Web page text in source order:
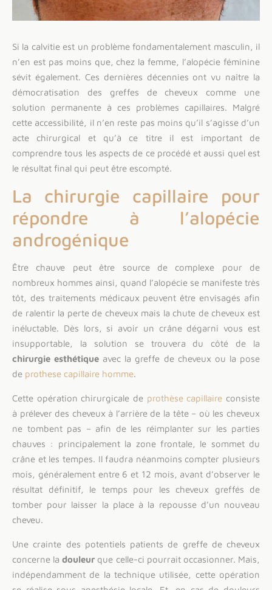
Si la calvitie est un problème fondamentalement masculin, il
n’en est pas moins que, chez la femme, l’alopécie féminine
sévit également. Ces dernières décennies ont vu naître la
démocratisation des greffes de cheveux comme une
solution permanente à ces problèmes capillaires. Malgré
cette accessibilité, il n’en reste pas moins qu’il s’agisse d’un
acte chirurgical et qu’à ce titre il est important de
comprendre tous les aspects de ce procédé et aussi quel est
le résultat final qui peut être escompté.
La chirurgie capillaire pour
répondre à l’alopécie
androgénique
Être chauve peut être source de complexe pour de
nombreux hommes ainsi, quand l’alopécie se manifeste très
tôt, des traitements médicaux peuvent être envisagés afin
de ralentir la perte de cheveux mais la chute de cheveux est
inéluctable. Dès lors, si avoir un crâne dégarni vous est
insupportable, la solution se trouvera du côté de la
chirurgie esthétique avec la greffe de cheveux ou la pose
de prothese capillaire homme.
Cette opération chirurgicale de prothèse capillaire consiste
à prélever des cheveux à l’arrière de la tête – où les cheveux
ne tombent pas – afin de les réimplanter sur les parties
chauves : principalement la zone frontale, le sommet du
crâne et les tempes. Il faudra néanmoins compter plusieurs
mois, généralement entre 6 et 12 mois, avant d’observer le
résultat définitif, le temps pour les cheveux greffés de
tomber pour laisser la place à la repousse d’un nouveau
cheveu.
Une crainte des potentiels patients de greffe de cheveux
concerne ladouleur que celle-ci pourrait occasionner. Mais,
indépendamment de la technique utilisée, cette opération